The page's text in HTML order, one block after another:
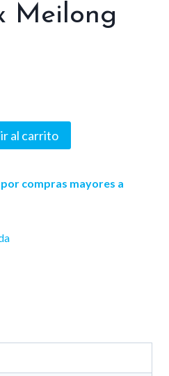
Meilong
al carrito
compras mayores a